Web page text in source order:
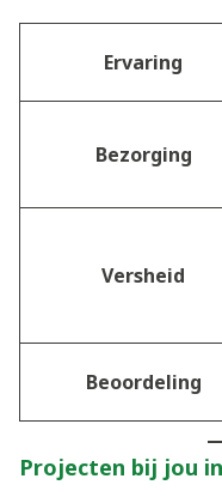
Ervaring
Bezorging
Versheid
Beoordeling
Projecten bij jou